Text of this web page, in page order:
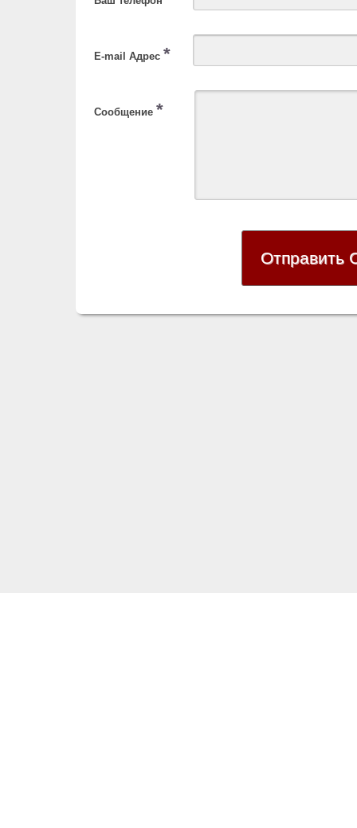
E-mail Адрес *
Сообщение *